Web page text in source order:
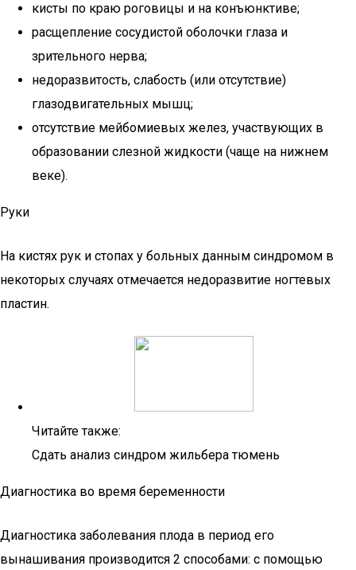
кисты по краю роговицы и на конъюнктиве;
расщепление сосудистой оболочки глаза и
зрительного нерва;
недоразвитость, слабость (или отсутствие)
глазодвигательных мышц;
отсутствие мейбомиевых желез, участвующих в
образовании слезной жидкости (чаще на нижнем
веке).
Руки
На кистях рук и стопах у больных данным синдромом в
некоторых случаях отмечается недоразвитие ногтевых
пластин.
Читайте также:
Сдать анализ синдром жильбера тюмень
Диагностика во время беременности
Диагностика заболевания плода в период его
вынашивания производится 2 способами: с помощью